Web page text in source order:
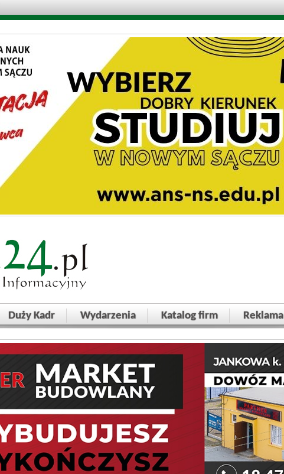
Duży Kadr Wydarzenia Katalog firm Reklama